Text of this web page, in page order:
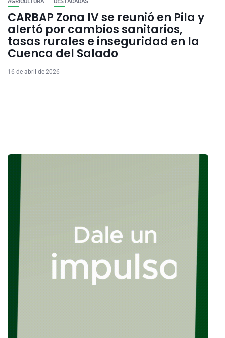
AGRICULTURA DESTACADAS
CARBAP Zona IV se reunió en Pila y
alertó por cambios sanitarios,
tasas rurales e inseguridad en la
Cuenca del Salado
16 de abril de 2026